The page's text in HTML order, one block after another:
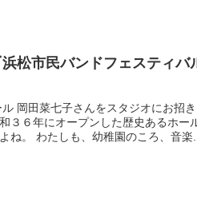
松市民バンドフェスティ
岡田菜七子さんをスタジオにお招
３６年にオープンした歴史あるホー
ね。 わたしも、幼稚園のころ、音楽